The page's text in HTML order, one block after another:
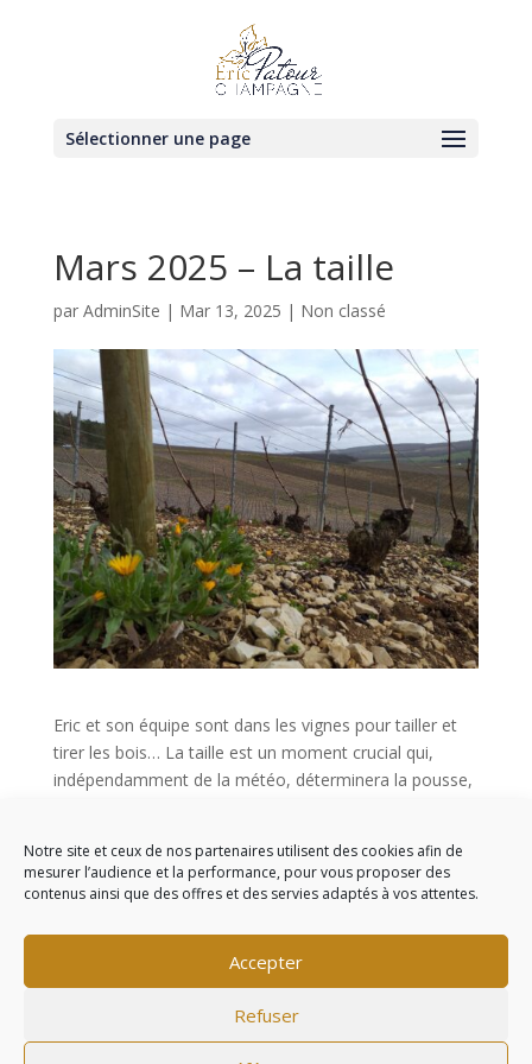
Notre site et ceux de nos partenaires utilisent des cookies afin de
mesurer l’audience et la performance, pour vous proposer des
contenus ainsi que des offres et des servies adaptés à vos attentes.
Accepter
Refuser
Sélectionner une page
Mars 2025 – La taille
par AdminSite | Mar 13, 2025 | Non classé
Eric et son équipe sont dans les vignes pour tailler et
tirer les bois… La taille est un moment crucial qui,
indépendamment de la météo, déterminera la pousse,
Commentaires récents